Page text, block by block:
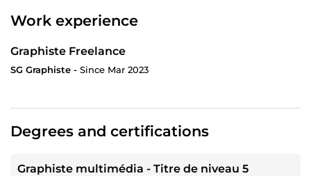
Work experience
Graphiste Freelance
SG Graphiste - Since Mar 2023
Degrees and certifications
Graphiste multimédia - Titre de niveau 5